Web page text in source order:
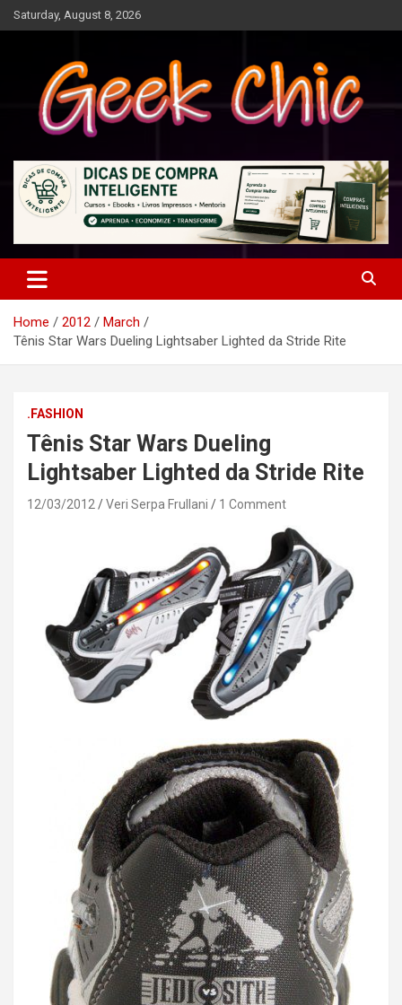
Skip
to
Saturday, August 8, 2026
Geek Chic
Home 2012
March
Tênis Star Wars Dueling Lightsaber Lighted da Stride Rite
.FASHION
Tênis Star Wars Dueling
Lightsaber Lighted da Stride Rite
12/03/2012 Veri Serpa Frullani 1 Comment